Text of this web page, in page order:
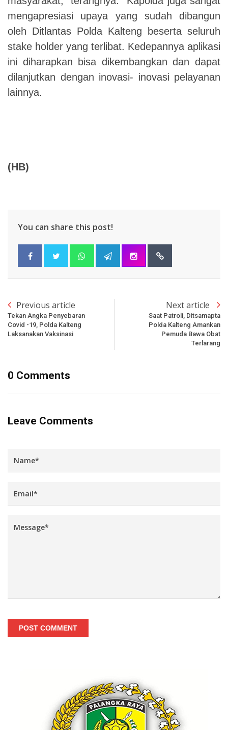
mengapresiasi upaya yang sudah dibangun
oleh Ditlantas Polda Kalteng beserta seluruh
stake holder yang terlibat. Kedepannya aplikasi
ini diharapkan bisa dikembangkan dan dapat
dilanjutkan dengan inovasi- inovasi pelayanan
lainnya.
(HB)
You can share this post!
Previous article
Tekan Angka Penyebaran
Covid -19, Polda Kalteng
Laksanakan Vaksinasi
Next article
Saat Patroli, Ditsamapta
Polda Kalteng Amankan
Pemuda Bawa Obat
Terlarang
0 Comments
Leave Comments
POST COMMENT